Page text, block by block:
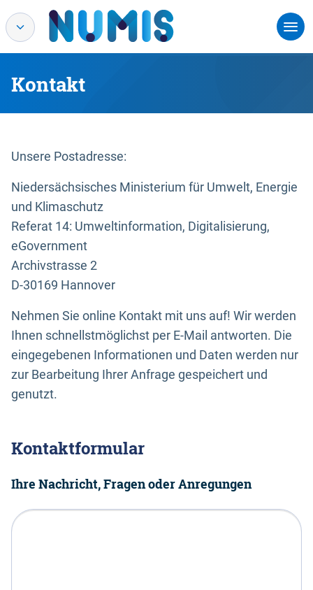
Kontakt
Unsere Postadresse:
Niedersächsisches Ministerium für Umwelt, Energie
und Klimaschutz
Referat 14: Umweltinformation, Digitalisierung,
eGovernment
Archivstrasse 2
D-30169 Hannover
Nehmen Sie online Kontakt mit uns auf! Wir werden
Ihnen schnellstmöglichst per E-Mail antworten. Die
eingegebenen Informationen und Daten werden nur
zur Bearbeitung Ihrer Anfrage gespeichert und
genutzt.
Kontaktformular
Ihre Nachricht, Fragen oder Anregungen